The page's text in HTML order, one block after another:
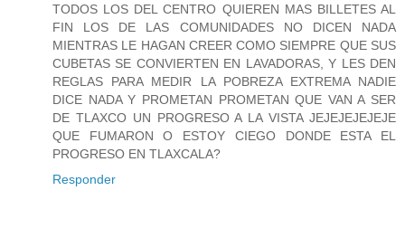
TODOS LOS DEL CENTRO QUIEREN MAS BILLETES AL
FIN LOS DE LAS COMUNIDADES NO DICEN NADA
MIENTRAS LE HAGAN CREER COMO SIEMPRE QUE SUS
CUBETAS SE CONVIERTEN EN LAVADORAS, Y LES DEN
REGLAS PARA MEDIR LA POBREZA EXTREMA NADIE
DICE NADA Y PROMETAN PROMETAN QUE VAN A SER
DE TLAXCO UN PROGRESO A LA VISTA JEJEJEJEJEJE
QUE FUMARON O ESTOY CIEGO DONDE ESTA EL
PROGRESO EN TLAXCALA?
Responder